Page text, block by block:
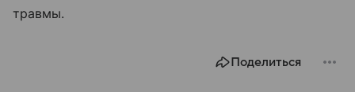
травмы.
Поделиться